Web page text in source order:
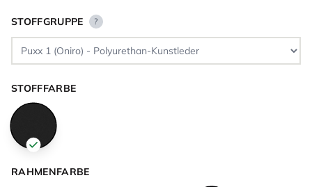
STOFFGRUPPE ?
STOFFFARBE
RAHMENFARBE